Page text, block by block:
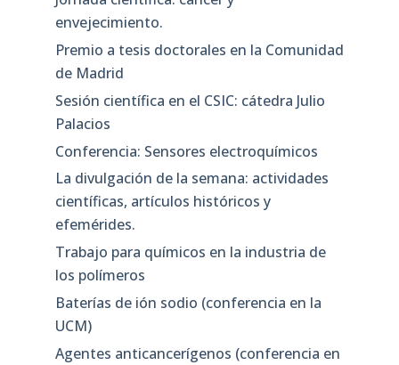
envejecimiento.
Premio a tesis doctorales en la Comunidad
de Madrid
Sesión científica en el CSIC: cátedra Julio
Palacios
Conferencia: Sensores electroquímicos
La divulgación de la semana: actividades
científicas, artículos históricos y
efemérides.
Trabajo para químicos en la industria de
los polímeros
Baterías de ión sodio (conferencia en la
UCM)
Agentes anticancerígenos (conferencia en